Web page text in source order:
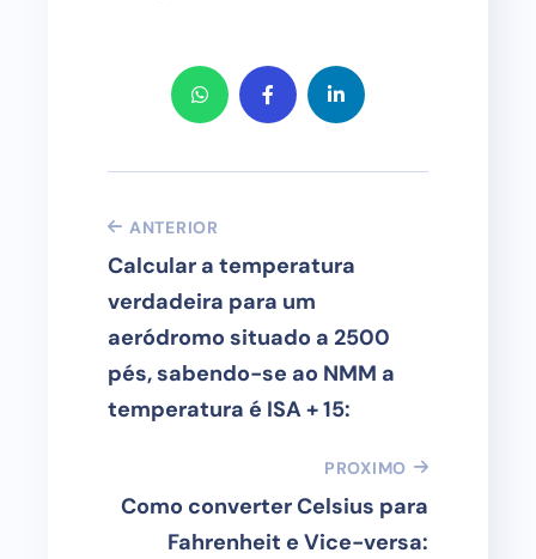
ANTERIOR
Calcular a temperatura
verdadeira para um
aeródromo situado a 2500
pés, sabendo-se ao NMM a
temperatura é ISA + 15:
PROXIMO
Como converter Celsius para
Fahrenheit e Vice-versa: